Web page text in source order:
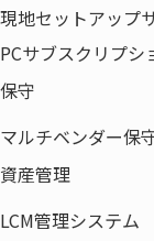
現地セットアップ
PCサブスクリプシ
保守
マルチベンダー保
資産管理
LCM管理システム
（エクセレント
ユーザーの立場か
いることを確認で